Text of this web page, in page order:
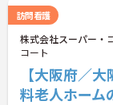
訪問看護
株式会社スーパー・
コート
【大阪府／
料老人ホーム